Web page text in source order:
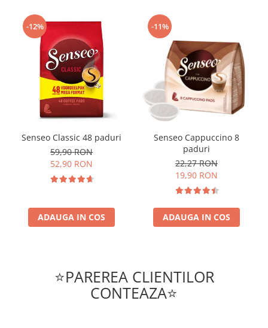
-12%
Senseo Classic 48 paduri
59,90 RON
52,90 RON
ADAUGA IN COS
-11%
Senseo Cappuccino 8
paduri
22,27 RON
19,90 RON
ADAUGA IN COS
⭐PAREREA CLIENTILOR
CONTEAZA⭐